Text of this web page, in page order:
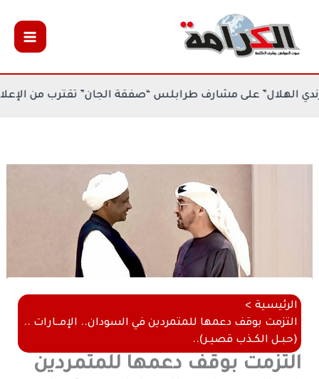
المحتوى
كيغالي بورندي الهلال” على مشارف طرابلس “صفقة الجان”
الرئيسية
التزمت بوقف دعمها للمتمردين في السودان.. الإمــارات ..
(حبـل الكـذب قصيـر)..
التزمت بوقف دعمها للمتمردين